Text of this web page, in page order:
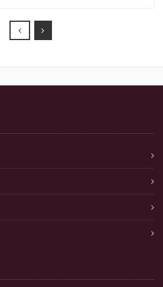
Prev Next